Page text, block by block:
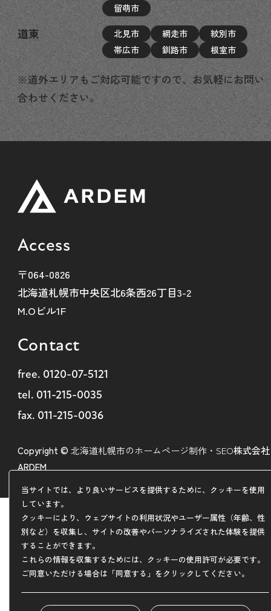
当サイトでは、より良いサービスを提供するために、クッキーを使用
しています。
クッキーにより、ウェブサイトの利用状況やユーザー属性（年齢、性
別など）を収集し、サイトの改善やパーソナライズされた体験を提供
することができます。
これらの情報を収集するためには、クッキーの使用許可が必要です。
ご同意いただける場合は「同意する」をクリックしてください。
留萌市
道東 北見市 網走市
紋別市
帯広市
釧路市 根室市
※道外エリアもご対応可能ですので、お気軽にお問い
合わせください。
Access
〒064-0826
北海道札幌市中央区北6条西26丁目3-2
M.Oビル1F
Contact
free. 0120-07-5121
tel. 011-215-0035
fax. 011-215-0036
Copyright © 北海道札幌市のホームページ制作・SEO株式会社
ARDEM